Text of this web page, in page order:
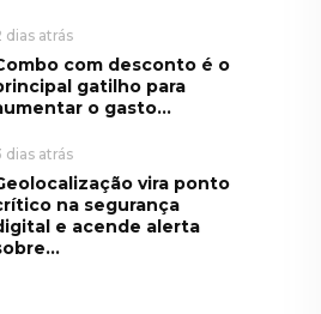
dias atrás
com desconto é o
gatilho para
o gasto...
dias atrás
vira ponto
na segurança
e acende alerta